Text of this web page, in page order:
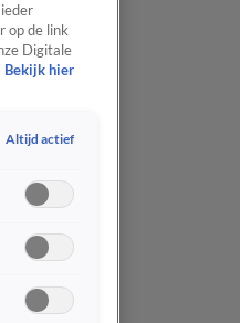
op de link
Digitale
Bekijk hier
Altijd actief